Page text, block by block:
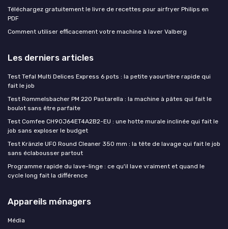
Téléchargez gratuitement le livre de recettes pour airfryer Philips en
PDF
Comment utiliser efficacement votre machine à laver Valberg
Les derniers articles
Test Tefal Multi Delices Express 6 pots : la petite yaourtière rapide qui
fait le job
Test Rommelsbacher PM 220 Pastarella : la machine à pâtes qui fait le
boulot sans être parfaite
Test Comfee CH90J64ET4A2B2-EU : une hotte murale inclinée qui fait le
job sans exploser le budget
Test Kränzle UFO Round Cleaner 350 mm : la tête de lavage qui fait le job
sans éclabousser partout
Programme rapide du lave-linge : ce qu'il lave vraiment et quand le
cycle long fait la différence
Appareils ménagers
Média